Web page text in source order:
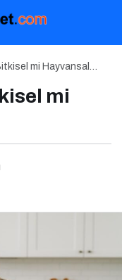
mi Hayvansal
mi